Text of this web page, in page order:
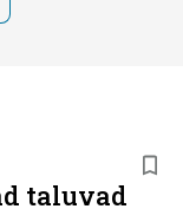
taluvad